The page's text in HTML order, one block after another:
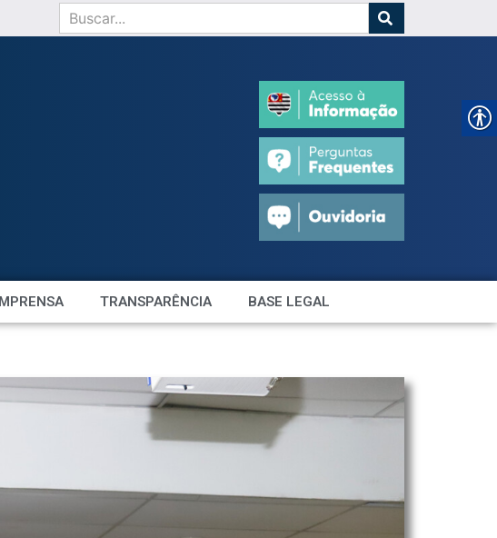
IMPRENSA TRANSPARÊNCIA BASE LEGAL